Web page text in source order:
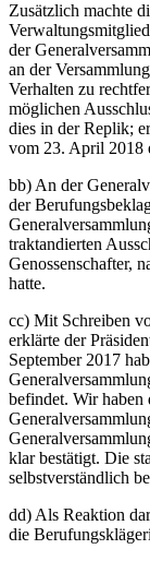
Zusätzlich machte
der
an der
Verhalten zu
möglichen
dies in der Replik;
vom 23. April 2018
bb) An der
der
traktandierten
Genossenschafter,
hatte.
cc) Mit Schreiben
erklärte der
September 2017
befindet. Wir haben
klar bestätigt. Die
selbstverständlich
dd) Als Reaktion
die